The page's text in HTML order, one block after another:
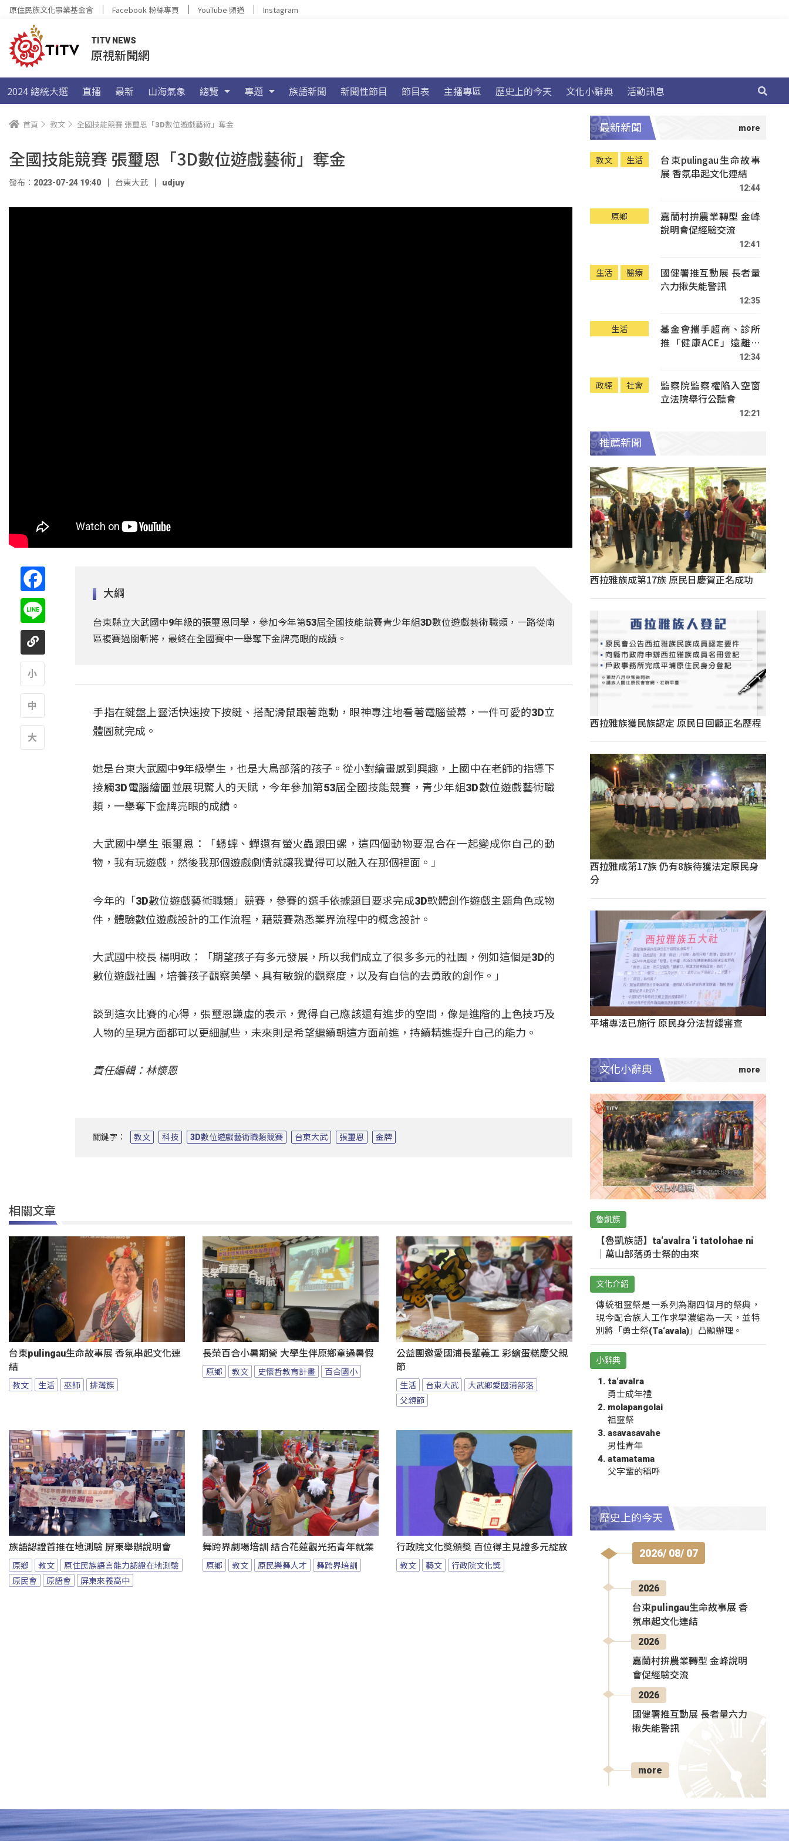
原住民族文化事業基金會 Facebook 粉絲專頁 YouTube 頻道 Instagram
TITV NEWS
原視新聞網
2024 總統大選 直播 最新 山海氣象 總覽 專題 族語新聞 新聞性節目 節目表 主播專區 歷史上的今天 文化小辭典 活動訊息
首頁 教文 全國技能競賽 張璽恩「3D數位遊戲藝術」奪金
全國技能競賽 張璽恩「3D數位遊戲藝術」奪金
發布：2023-07-24 19:40 台東大武 udjuy
大綱
台東縣立大武國中9年級的張璽恩同學，參加今年第53屆全國技能競賽青少年組3D數位遊戲藝術職類，一路從南
區複賽過關斬將，最終在全國賽中一舉奪下金牌亮眼的成績。
手指在鍵盤上靈活快速按下按鍵、搭配滑鼠跟著跑動，眼神專注地看著電腦螢幕，一件可愛的3D立
體圖就完成。
她是台東大武國中9年級學生，也是大鳥部落的孩子。從小對繪畫感到興趣，上國中在老師的指導下
接觸3D電腦繪圖並展現驚人的天賦，今年參加第53屆全國技能競賽，青少年組3D數位遊戲藝術職
類，一舉奪下金牌亮眼的成績。
大武國中學生 張璽恩：「蟋蟀、蟬還有螢火蟲跟田螺，這四個動物要混合在一起變成你自己的動
物，我有玩遊戲，然後我那個遊戲劇情就讓我覺得可以融入在那個裡面。」
今年的「3D數位遊戲藝術職類」競賽，參賽的選手依據題目要求完成3D軟體創作遊戲主題角色或物
件，體驗數位遊戲設計的工作流程，藉競賽熟悉業界流程中的概念設計。
大武國中校長 楊明政：「期望孩子有多元發展，所以我們成立了很多多元的社團，例如這個是3D的
數位遊戲社團，培養孩子觀察美學、具有敏銳的觀察度，以及有自信的去勇敢的創作。」
談到這次比賽的心得，張璽恩謙虛的表示，覺得自己應該還有進步的空間，像是進階的上色技巧及
人物的呈現方面都可以更細膩些，未來則是希望繼續朝這方面前進，持續精進提升自己的能力。
責任編輯：林懷恩
關鍵字： 教文 科技 3D數位遊戲藝術職類競賽 台東大武 張璽恩 金牌
相關文章
台東pulingau生命故事展 香氛串起文化連
結
教文 生活 巫師 排灣族
長榮百合小暑期營 大學生伴原鄉童過暑假
原鄉 教文 史懷哲教育計畫 百合國小
公益團邀愛國浦長輩義工 彩繪蛋糕慶父親
節
生活 台東大武
大武鄉愛國浦部落
父親節
族語認證首推在地測驗 屏東舉辦說明會
原鄉 教文
原住民族語言能力認證在地測驗
原民會
原語會 屏東來義高中
舞跨界劇場培訓 結合花蓮觀光拓青年就業
原鄉 教文 原民樂舞人才 舞跨界培訓
行政院文化獎頒獎 百位得主見證多元綻放
教文 藝文 行政院文化獎
最新新聞
教文 生活
台東pulingau生命故事
展 香氛串起文化連結
12:44
原鄉
嘉蘭村拚農業轉型 金峰
說明會促經驗交流
12:41
生活 醫療
國健署推互動展 長者量
六力揪失能警訊
12:35
生活
基金會攜手超商、診所
推「健康ACE」遠離疾
12:34
政經 社會
監察院監察權陷入空窗
立法院舉行公聽會
12:21
推薦新聞
西拉雅族成第17族 原民日慶賀正名成功
西拉雅族獲民族認定 原民日回顧正名歷程
西拉雅成第17族 仍有8族待獲法定原民身
分
平埔專法已施行 原民身分法暫緩審查
文化小辭典
魯凱族
【魯凱族語】ta‘avalra ‘i tatolohae ni
｜萬山部落勇士祭的由來
文化介紹
傳統祖靈祭是一系列為期四個月的祭典，
現今配合族人工作求學濃縮為一天，並特
別將「勇士祭(Ta‘avala)」凸顯辦理。
小辭典
ta‘avalra
勇士成年禮
molapangolai
祖靈祭
asavasavahe
男性青年
atamatama
父字輩的稱呼
歷史上的今天
2026/ 08/ 07
2026
台東pulingau生命故事展 香
氛串起文化連結
2026
嘉蘭村拚農業轉型 金峰說明
會促經驗交流
2026
國健署推互動展 長者量六力
揪失能警訊
more